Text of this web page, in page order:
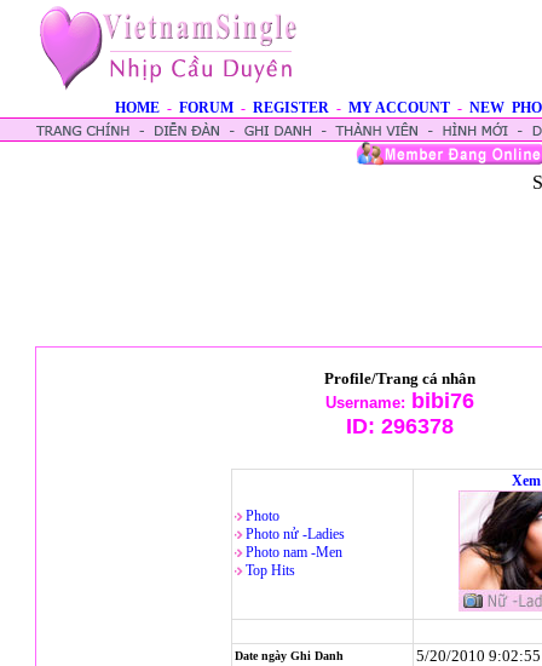
HOME - FORUM - REGISTER - MY ACCOUNT - NEW
Profile/Trang cá nhân
Username: bibi76
ID: 296378
Photo
Photo nử -Ladies
Photo nam -Men
Top Hits
Date ngày Ghi Danh 5/20/2010